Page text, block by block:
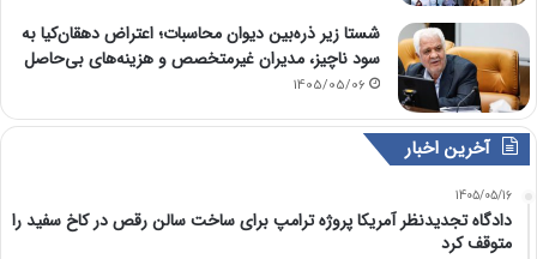
شستا زیر ذره‌بین دیوان محاسبات؛ اعتراض دهقان‌کیا به
سود ناچیز، مدیران غیرمتخصص و هزینه‌های بی‌حاصل
1405/05/06
آخرین اخبار
1405/05/16
دادگاه تجدیدنظر آمریکا پروژه ترامپ برای ساخت سالن رقص در کاخ سفید را
متوقف کرد